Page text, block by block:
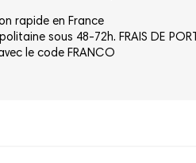
rapide en France
sous 48-72h. FRAIS DE
le code FRANCO